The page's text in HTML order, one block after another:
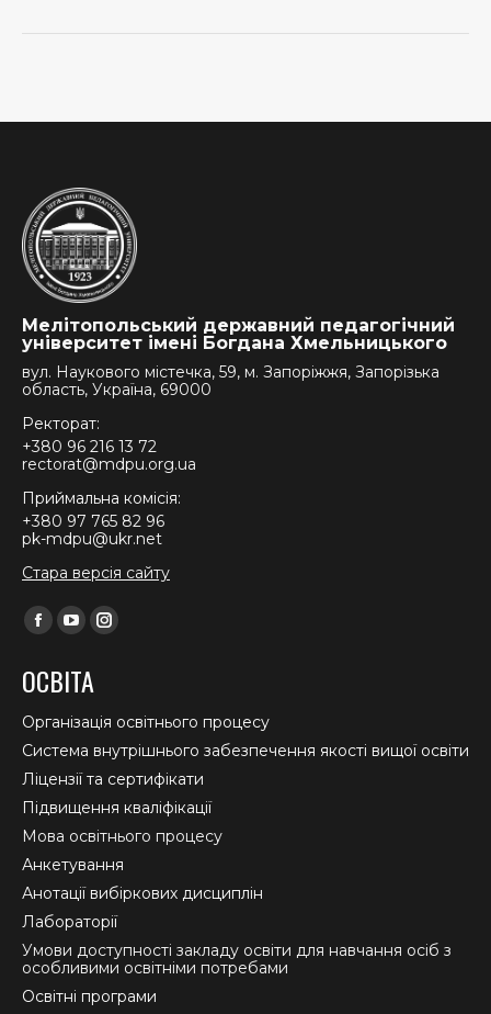
Мелітопольський державний педагогічний
університет імені Богдана Хмельницького
вул. Наукового містечка, 59, м. Запоріжжя, Запорізька
область, Україна, 69000
Ректорат:
+380 96 216 13 72
rectorat@mdpu.org.ua
Приймальна комісія:
+380 97 765 82 96
pk-mdpu@ukr.net
Стара версія сайту
Find us on:
Facebook
opens
in
new
window
YouTube
opens
in
new
window
Instagram
in
new
window
ОСВІТА
Організація освітнього процесу
Система внутрішнього забезпечення якості вищої освіти
Ліцензії та сертифікати
Підвищення кваліфікації
Мова освітнього процесу
Анкетування
Анотації вибіркових дисциплін
Лабораторії
Умови доступності закладу освіти для навчання осіб з
особливими освітніми потребами
Освітні програми